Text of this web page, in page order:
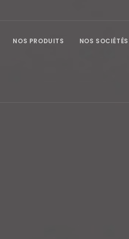
NOS PRODUITS NOS SOCIÉTÉS